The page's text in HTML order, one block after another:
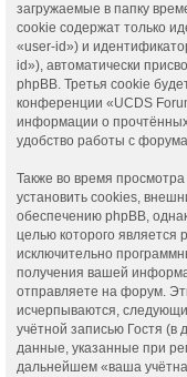
загружаемые в папку
cookie содержат только
«user-id») и
id»), автоматически
phpBB. Третья cookie
конференции «UCDS
информации о
удобство работы с
Также во время
установить cookies,
обеспечению phpBB,
целью которого является
исключительно
получения вашей
отправляете на форум.
исчерпываются,
учётной записью Гостя
данные, указанные при
дальнейшем «ваша